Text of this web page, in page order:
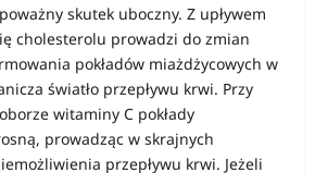
skutek uboczny. Z upływem
cholesterolu prowadzi do zmian
pokładów miażdżycowych w
światło przepływu krwi. Przy
witaminy C pokłady
prowadząc w skrajnych
przepływu krwi. Jeżeli